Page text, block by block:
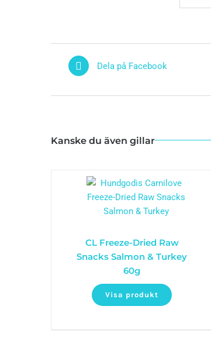
Dela på Facebook
Kanske du även gillar
CL Freeze-Dried Raw
Snacks Salmon & Turkey
60g
Visa produkt